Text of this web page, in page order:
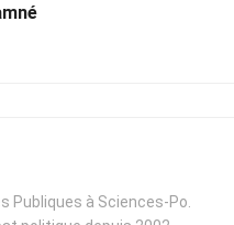
Publiques à Sciences-Po.